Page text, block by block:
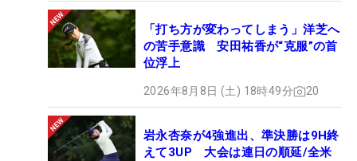
「打ち方が変わってしまう」洋芝へ
の苦手意識 安田祐香が“克服”の首
位浮上
2026年8月8日 (土) 18時49分 20
岩永杏奈が4強進出、準決勝は9H終
えて3UP 大会は連日の順延/全米